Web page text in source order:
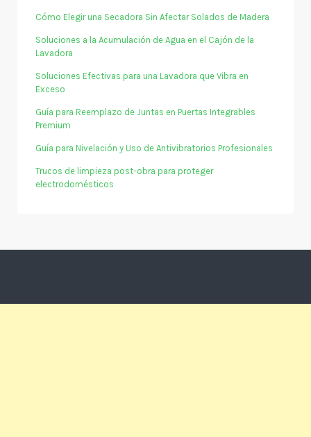
Cómo Elegir una Secadora Sin Afectar Solados de Madera
Soluciones a la Acumulación de Agua en el Cajón de la
Lavadora
Soluciones Efectivas para una Lavadora que Vibra en
Exceso
Guía para Reemplazo de Juntas en Puertas Integrables
Premium
Guía para Nivelación y Uso de Antivibratorios Profesionales
Trucos de limpieza post-obra para proteger
electrodomésticos